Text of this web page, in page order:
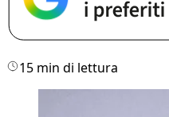
15 min di lettura